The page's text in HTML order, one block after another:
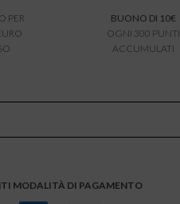
PER
BUONO DI 10€
OGNI 300 PUNTI
ACCUMULATI
MODALITÀ DI PAGAMENTO